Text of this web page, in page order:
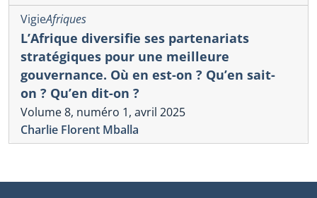
VigieAfriques
L’Afrique diversifie ses partenariats
stratégiques pour une meilleure
gouvernance. Où en est-on ? Qu’en sait-
on ? Qu’en dit-on ?
Volume 8, numéro 1, avril 2025
Charlie Florent Mballa